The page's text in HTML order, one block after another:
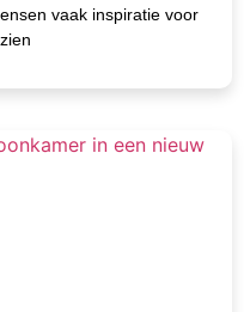
vaak inspiratie voor